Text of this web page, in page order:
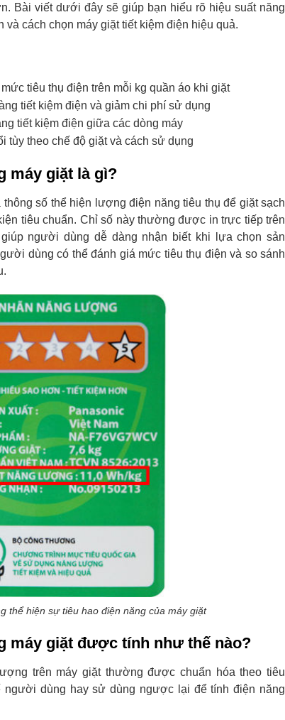
Bài viết dưới đây sẽ giúp bạn hiểu rõ hiệu suất năng
và cách chọn máy giặt tiết kiệm điện hiệu quả.
tiêu thụ điện trên mỗi kg quần áo khi giặt
tiết kiệm điện và giảm chi phí sử dụng
tiết kiệm điện giữa các dòng máy
tùy theo chế độ giặt và cách sử dụng
máy giặt là gì?
số thể hiện lượng điện năng tiêu thụ để giặt sạch
tiêu chuẩn. Chỉ số này thường được in trực tiếp trên
người dùng dễ dàng nhận biết khi lựa chọn sản
dùng có thể đánh giá mức tiêu thụ điện và so sánh
thể hiện sự tiêu hao điện năng của máy giặt
máy giặt được tính như thế nào?
trên máy giặt thường được chuẩn hóa theo tiêu
người dùng hay sử dùng ngược lại để tính điện năng